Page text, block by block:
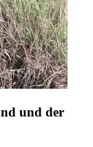
und der